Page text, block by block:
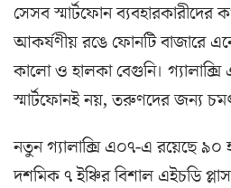
সেসব স্মার্টফোন ব্যবহারকারীদের
আকর্ষণীয় রঙে ফোনটি বাজারে
কালো ও হালকা বেগুনি।
স্মার্টফোনই নয়, তরুণদের জন্য
নতুন গ্যালাক্সি এ০৭-এ রয়েছে ৯০
দশমিক ৭ ইঞ্চির বিশাল এইচডি